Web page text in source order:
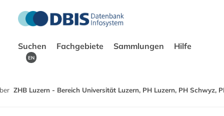
Suchen Fachgebiete Sammlungen Hilfe
EN
ZHB Luzern - Bereich Universität Luzern, PH Luzern, PH Schwyz,